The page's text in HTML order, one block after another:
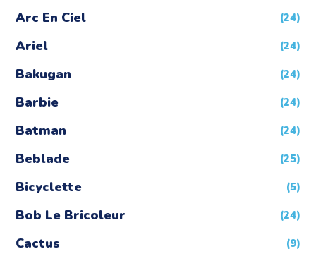
Arc En Ciel (24)
Ariel (24)
Bakugan (24)
Barbie (24)
Batman (24)
Beblade (25)
Bicyclette (5)
Bob Le Bricoleur (24)
Cactus (9)